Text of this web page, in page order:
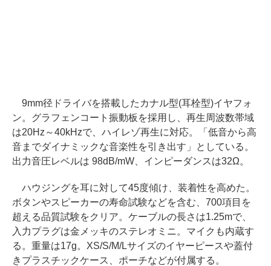
9mm径ドライバを搭載したカナル型(耳栓型)イヤフォ
ン。グラフェンコート振動板を採用し、再生周波数帯域
は20Hz～40kHzで、ハイレゾ再生に対応。「低音から高
音までダイナミックな音楽性を引き出す」としている。
出力音圧レベルは 98dB/mW、インピーダンスは32Ω。
ハウジングを耳に対して45度傾け、装着性を高めた。
ボタンやスピーカーの寿命試験などを含む、700項目を
超える品質試験をクリア。ケーブルの長さは1.25mで、
入力プラグは金メッキのステレオミニ。マイクも内蔵す
る。重量は17g。XS/S/M/Lサイズのイヤーピースや蓋付
きプラスチックケース、ポーチなどが付属する。